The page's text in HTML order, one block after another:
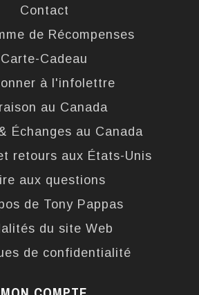
Contact
de Récompenses
Carte-Cadeau
à l'infolettre
au Canada
Échanges au Canada
retours aux États-Unis
aux questions
de Tony Pappas
du site Web
de confidentialité